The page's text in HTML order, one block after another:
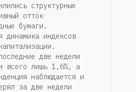
структурные
отток
бумаги.
динамика индексов
две недели
всего лишь 1,6%, а
наблюдается и
за две недели